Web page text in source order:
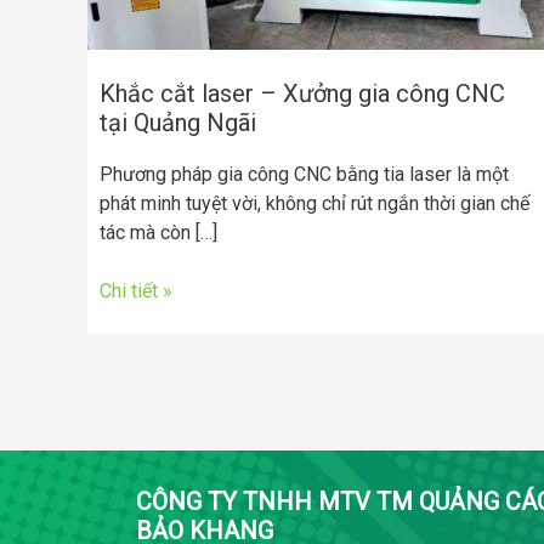
Khắc cắt laser – Xưởng gia công CNC
tại Quảng Ngãi
Phương pháp gia công CNC bằng tia laser là một
phát minh tuyệt vời, không chỉ rút ngắn thời gian chế
tác mà còn […]
Chi tiết »
CÔNG TY TNHH MTV TM QUẢNG
BẢO KHANG